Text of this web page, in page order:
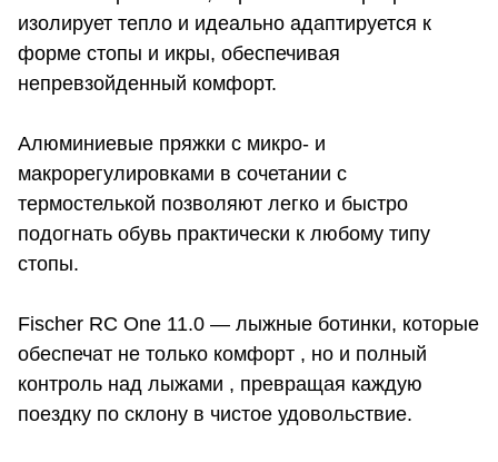
изолирует тепло и идеально адаптируется к
форме стопы и икры, обеспечивая
непревзойденный комфорт.
Алюминиевые пряжки с микро- и
макрорегулировками в сочетании с
термостелькой позволяют легко и быстро
подогнать обувь практически к любому типу
стопы.
Fischer RC One 11.0 — лыжные ботинки, которые
обеспечат не только комфорт , но и полный
контроль над лыжами , превращая каждую
поездку по склону в чистое удовольствие.